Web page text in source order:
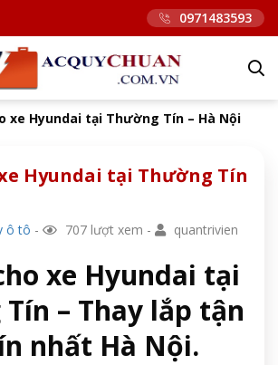
0971483593
xe Hyundai tại Thường Tín – Hà Nội
Hyundai tại Thường Tín
ô tô - 707 lượt xem - quantrivien
xe Hyundai tại
– Thay lắp tận
nhất Hà Nội.